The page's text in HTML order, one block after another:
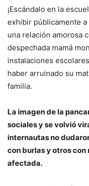
¡Escándalo en la
exhibir públicamente
una relación amorosa
despechada mamá
instalaciones
haber arruinado su
familia.
La imagen de la
sociales y se volvió
internautas no
con burlas y otros con
afectada.